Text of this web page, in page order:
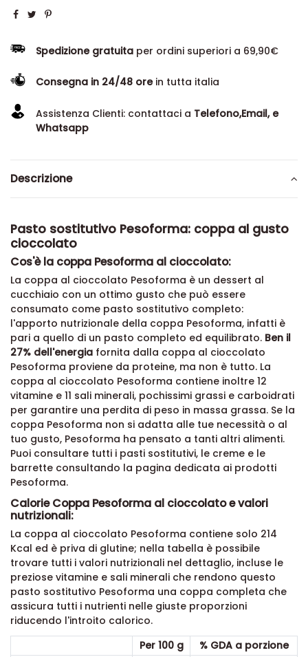
Spedizione gratuita per ordini superiori a 69,90€
Consegna in 24/48 orein tutta italia
Assistenza Clienti: contattaci a Telefono,Email, e
Whatsapp
Descrizione
Pasto sostitutivo Pesoforma: coppa al gusto
cioccolato
Cos'è la coppa Pesoforma al cioccolato:
La coppa al cioccolato Pesoforma è un dessert al
cucchiaio con un ottimo gusto che può essere
consumato come pasto sostitutivo completo:
l'apporto nutrizionale della coppa Pesoforma, infatti è
pari a quello di un pasto completo ed equilibrato. Ben il
27% dell'energia fornita dalla coppa al cioccolato
Pesoforma proviene da proteine, ma non è tutto. La
coppa al cioccolato Pesoforma contiene inoltre 12
vitamine e 11 sali minerali, pochissimi grassi e carboidrati
per garantire una perdita di peso in massa grassa. Se la
coppa Pesoforma non si adatta alle tue necessità o al
tuo gusto, Pesoforma ha pensato a tanti altri alimenti.
Puoi consultare tutti i pasti sostitutivi, le creme e le
barrette consultando la pagina dedicata ai prodotti
Pesoforma.
Calorie Coppa Pesoforma al cioccolato e valori
nutrizionali:
La coppa al cioccolato Pesoforma contiene solo 214
Kcal ed è priva di glutine; nella tabella è possibile
trovare tutti i valori nutrizionali nel dettaglio, incluse le
preziose vitamine e sali minerali che rendono questo
pasto sostitutivo Pesoforma una coppa completa che
assicura tutti i nutrienti nelle giuste proporzioni
riducendo l'introito calorico.
Per 100 g
% GDA a porzione